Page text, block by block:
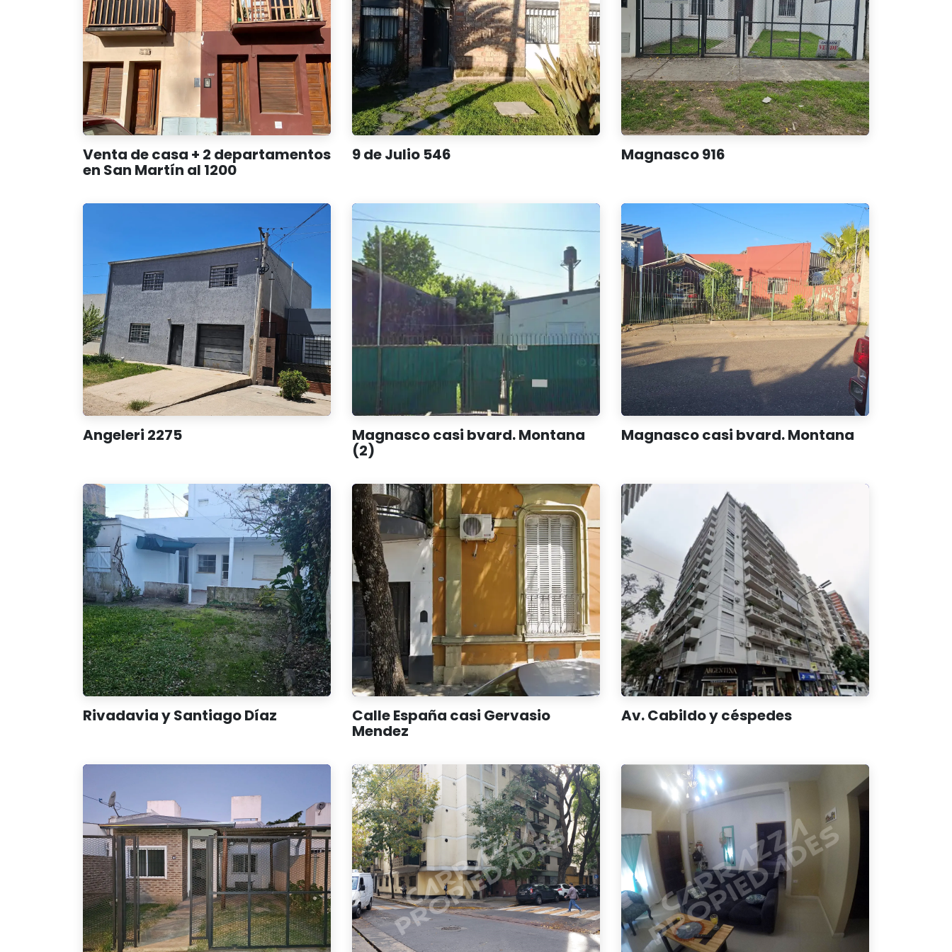
Venta de casa + 2 departamentos
en San Martín al 1200
9 de Julio 546 Magnasco 916
Angeleri 2275 Magnasco casi bvard. Montana
(2)
Magnasco casi bvard. Montana
Rivadavia y Santiago Díaz Calle España casi Gervasio
Mendez
Av. Cabildo y céspedes